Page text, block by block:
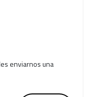
enviarnos una